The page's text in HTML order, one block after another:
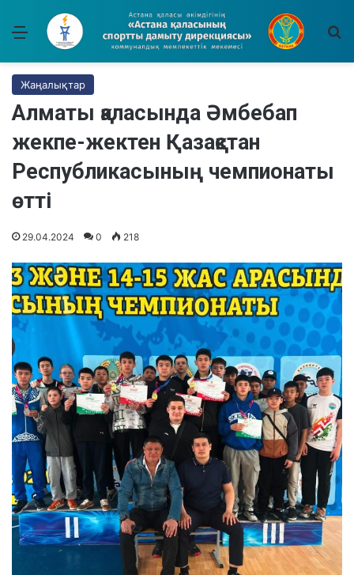
Мәзір
Жаңалықтар
Алматы қаласында Әмбебап
жекпе-жектен Қазақстан
Республикасының чемпионаты
өтті
29.04.2024 0 218